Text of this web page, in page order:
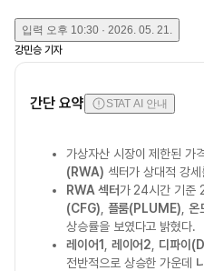
입력 오후 10:30 · 2026. 05. 21.
강민승 기자
간단 요약 STAT AI 안내
가상자산 시장이 제한된 가
(RWA) 섹터가 상대적 강
RWA 섹터가 24시간 기준
(CFG) 플룸(PLUME) 온
상승률을 보였다고 밝혔다.
레이어1
레이어2 디파이
전반적으로 상승한 가운데